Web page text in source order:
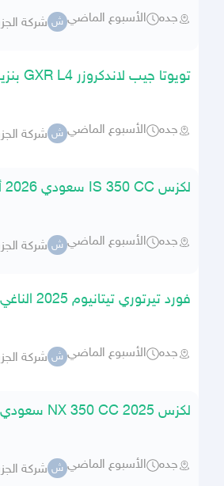
جده الأسبوع الماضي ش
تويوتا جيب لاندكروزر GXR L4 بنزين 2026 أسود بأقل سعر
جده الأسبوع الماضي ش
لكزس IS 350 CC سعودي 2026 أرنوب أسود داخل جملي
جده الأسبوع الماضي ش
فورد تيرتوري تيتانيوم 2025 الناغي أزرق بحري ب 109 آلاف ريال
جده الأسبوع الماضي ش
لكزس NX 350 CC 2025 سعودي أبيض داخل أحمر ب 232 ألف
جده الأسبوع الماضي ش